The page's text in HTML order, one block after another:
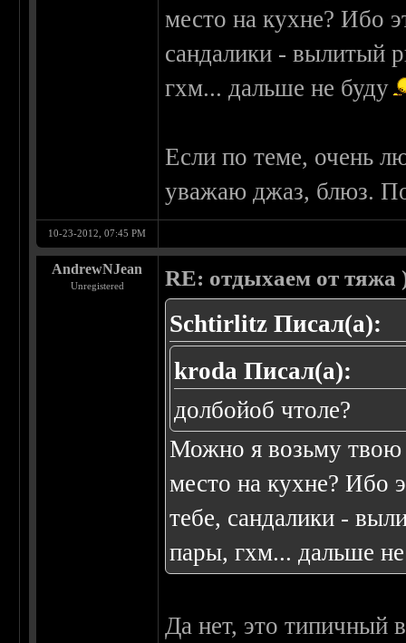
место на кухне? Ибо
сандалики - вылитый
гхм... дальше не буду
Если по теме, очень
уважаю джаз, блюз.
10-23-2012, 07:45 PM
AndrewNJean
Unregistered RE: отдыхаем от тяжа
Schtirlitz Писал(а):
kroda Писал(а):
долбойоб чтоле?
Можно я возьму твою
место на кухне? Ибо
тебе, сандалики -
пары, гхм... дальше
Да нет, это типичный